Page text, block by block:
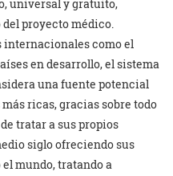
universal y gratuito,
proyecto médico.
como el
en desarrollo, el sistema
una fuente potencial
ricas, gracias sobre todo
tratar a sus propios
siglo ofreciendo sus
mundo, tratando a